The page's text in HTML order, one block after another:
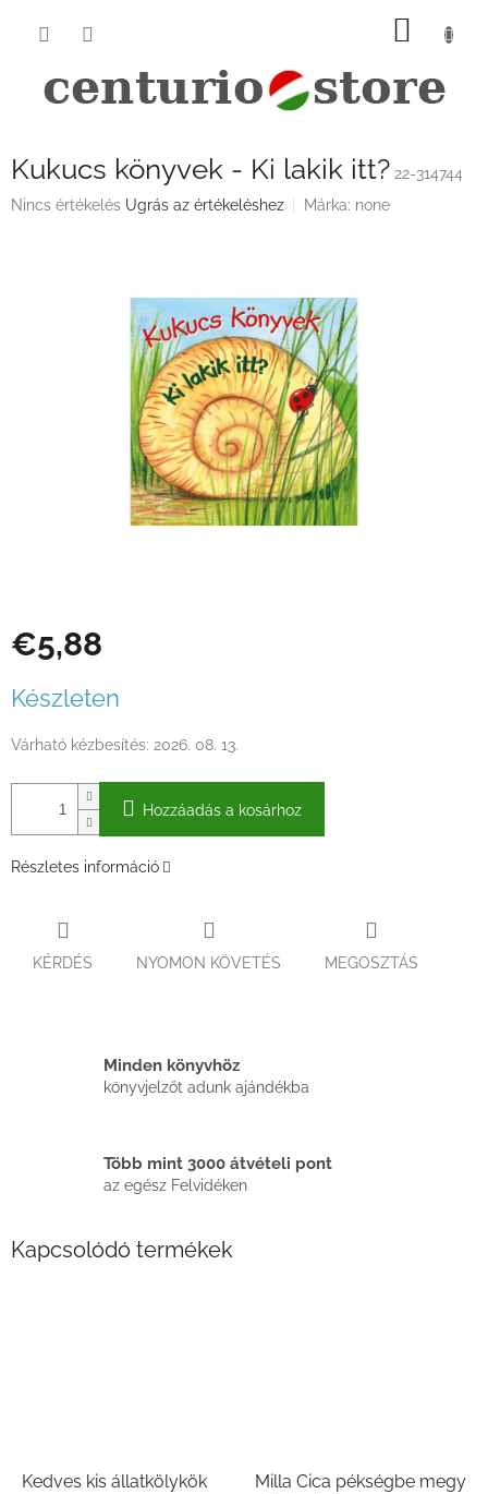
KOSÁR
Kukucs könyvek - Ki lakik itt? 22-314744
A
Nincs értékelés Ugrás az értékeléshez Márka: none
€5,88
Készleten
Várható kézbesítés: 2026. 08. 13.
Hozzáadás a kosárhoz
Részletes információ
KÉRDÉS NYOMON KÖVETÉS MEGOSZTÁS
Minden könyvhöz
könyvjelzőt adunk ajándékba
Több mint 3000 átvételi pont
az egész Felvidéken
Kapcsolódó termékek
Kedves kis állatkölykök
Milla Cica pékségbe megy